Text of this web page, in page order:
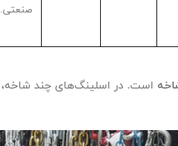
صنعتی.
است. در اسلینگ‌های چند شاخه،